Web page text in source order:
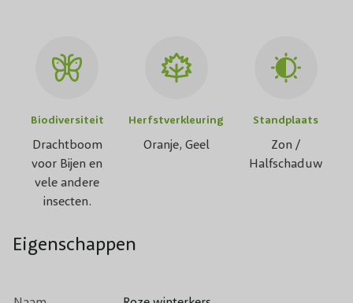
Biodiversiteit
Drachtboom
voor Bijen en
vele andere
insecten.
Herfstverkleuring
Oranje, Geel
Standplaats
Zon /
Halfschaduw
Eigenschappen